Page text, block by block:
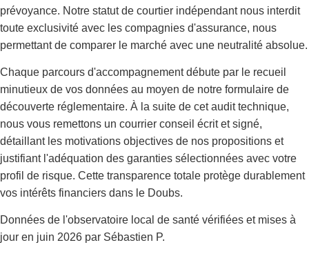
prévoyance. Notre statut de courtier indépendant nous interdit
toute exclusivité avec les compagnies d'assurance, nous
permettant de comparer le marché avec une neutralité absolue.
Chaque parcours d'accompagnement débute par le recueil
minutieux de vos données au moyen de notre formulaire de
découverte réglementaire. À la suite de cet audit technique,
nous vous remettons un courrier conseil écrit et signé,
détaillant les motivations objectives de nos propositions et
justifiant l'adéquation des garanties sélectionnées avec votre
profil de risque. Cette transparence totale protège durablement
vos intérêts financiers dans le Doubs.
Données de l'observatoire local de santé vérifiées et mises à
jour en juin 2026 par Sébastien P.